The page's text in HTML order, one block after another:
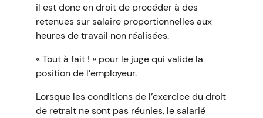
il est donc en droit de procéder à des
retenues sur salaire proportionnelles aux
heures de travail non réalisées.
« Tout à fait ! » pour le juge qui valide la
position de l’employeur.
Lorsque les conditions de l’exercice du droit
de retrait ne sont pas réunies, le salarié